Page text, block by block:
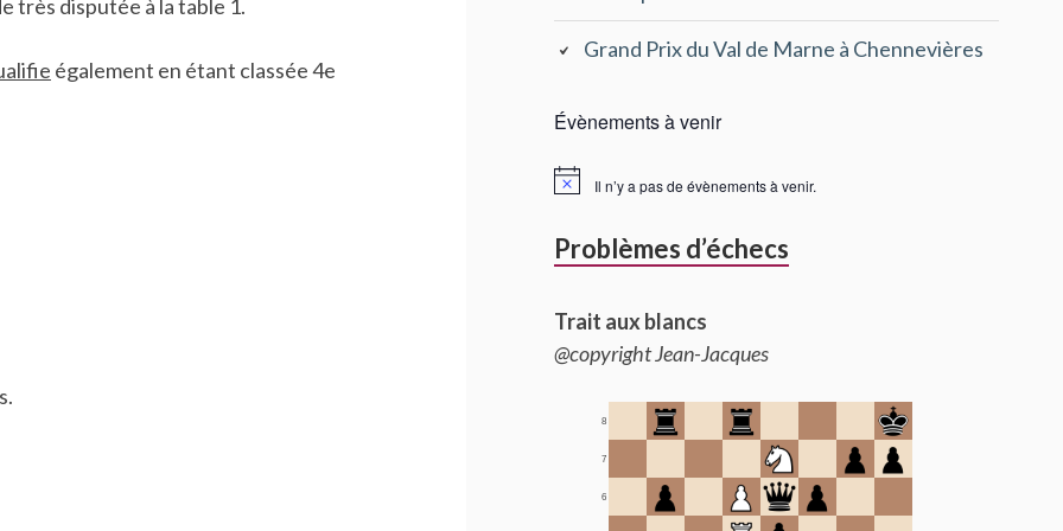
très disputée à la table 1.
également en étant classée 4e
Grand Prix du Val de Marne à Chennevières
Évènements à venir
Il n’y a pas de évènements à venir.
Problèmes d’échecs
Trait aux blancs
@copyright Jean-Jacques
6
7
8